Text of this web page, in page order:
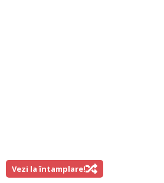
Vezi la întamplare!